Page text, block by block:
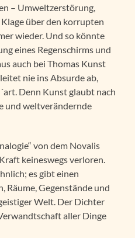
– Umweltzerstörung,
über den korrupten
wieder. Und so könnte
eines Regenschirms und
auch bei Thomas Kunst
nie ins Absurde ab,
Denn Kunst glaubt nach
und weltverändernde
von dem Novalis
keineswegs verloren.
es gibt einen
Räume, Gegenstände und
Welt. Der Dichter
aller Dinge